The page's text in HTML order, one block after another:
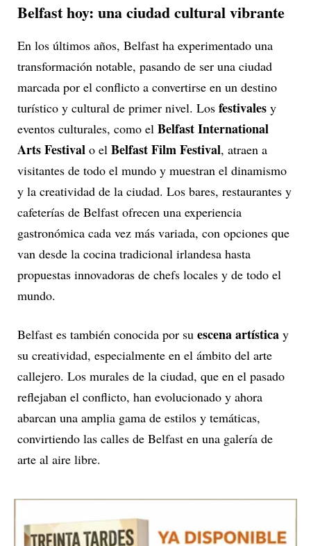
Belfast hoy: una ciudad cultural vibrante
En los últimos años, Belfast ha experimentado una
transformación notable, pasando de ser una ciudad
marcada por el conflicto a convertirse en un destino
turístico y cultural de primer nivel. Los festivales y
eventos culturales, como el Belfast International
Arts Festival o el Belfast Film Festival, atraen a
visitantes de todo el mundo y muestran el dinamismo
y la creatividad de la ciudad. Los bares, restaurantes y
cafeterías de Belfast ofrecen una experiencia
gastronómica cada vez más variada, con opciones que
van desde la cocina tradicional irlandesa hasta
propuestas innovadoras de chefs locales y de todo el
mundo.
Belfast es también conocida por su escena artística y
su creatividad, especialmente en el ámbito del arte
callejero. Los murales de la ciudad, que en el pasado
reflejaban el conflicto, han evolucionado y ahora
abarcan una amplia gama de estilos y temáticas,
convirtiendo las calles de Belfast en una galería de
arte al aire libre.